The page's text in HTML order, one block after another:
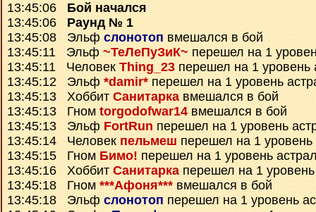
13:45:06 Бой начался
13:45:06 Раунд № 1
13:45:08 Эльф слонотоп вмешался в бой
13:45:11 Эльф ~ТеЛеПуЗиК~ перешел на 1
13:45:11 Человек Thing_23 перешел на 1 уровень
13:45:12 Эльф *damir* перешел на 1 уровень
13:45:13 Хоббит Санитаркавмешался в бой
13:45:13 Гном torgodofwar14 вмешался в бой
13:45:13 Эльф FortRun перешел на 1 уровень
13:45:14 Человек пельмеш перешел на 1 уровень
13:45:15 Гном Бимо! перешел на 1 уровень
13:45:16 Хоббит Санитарка перешел на 1
13:45:18 Гном ***Афоня*** вмешался в бой
13:45:18 Эльф слонотоп перешел на 1 уровень